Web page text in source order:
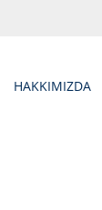
HAKKIMIZDA